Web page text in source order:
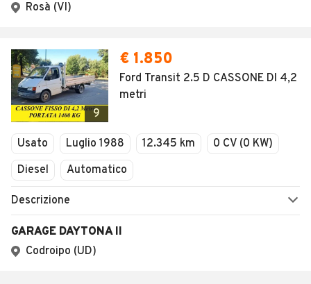
Rosà (VI)
9
€ 1.850
Ford Transit 2.5 D CASSONE DI 4,2
metri
Usato Luglio 1988 12.345 km
0 CV (0 KW)
Diesel
Automatico
Descrizione
GARAGE DAYTONA II
Codroipo (UD)